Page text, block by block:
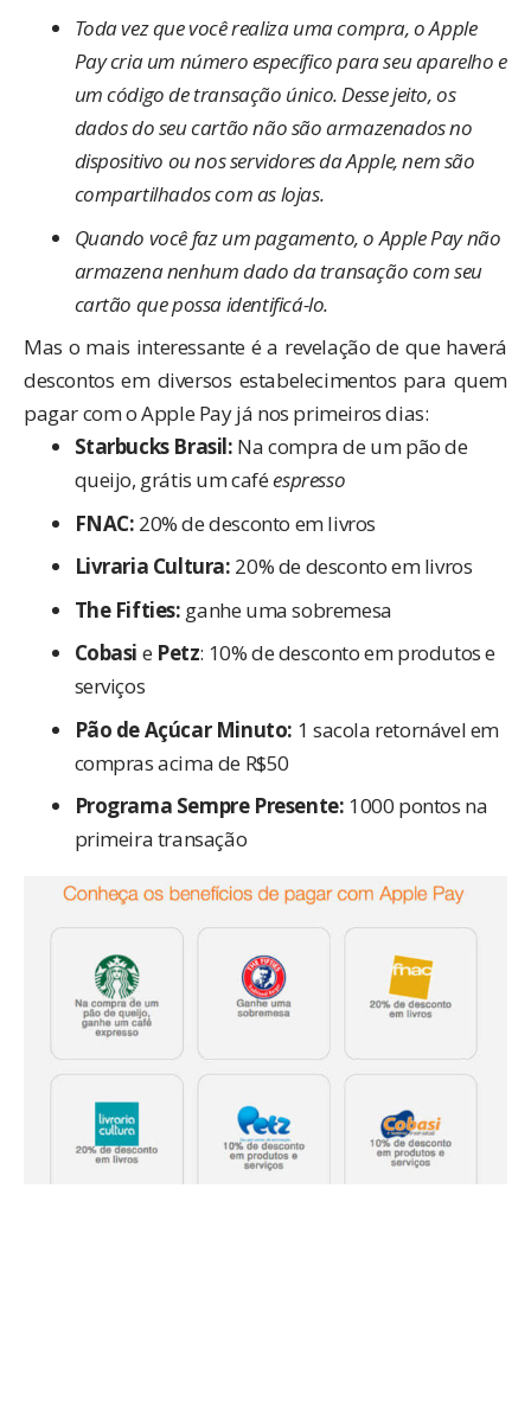
Toda vez que você realiza uma compra, o Apple
Pay cria um número específico para seu aparelho e
um código de transação único. Desse jeito, os
dados do seu cartão não são armazenados no
dispositivo ou nos servidores da Apple, nem são
compartilhados com as lojas.
Quando você faz um pagamento, o Apple Pay não
armazena nenhum dado da transação com seu
cartão que possa identificá-lo.
Mas o mais interessante é a revelação de que haverá
descontos em diversos estabelecimentos para quem
pagar com o Apple Pay já nos primeiros dias:
Starbucks Brasil: Na compra de um pão de
queijo, grátis um caféespresso
FNAC: 20% de desconto em livros
Livraria Cultura: 20% de desconto em livros
The Fifties: ganhe uma sobremesa
Cobasi e Petz: 10% de desconto em produtos e
serviços
Pão de Açúcar Minuto: 1 sacola retornável em
compras acima de R$50
Programa Sempre Presente: 1000 pontos na
primeira transação